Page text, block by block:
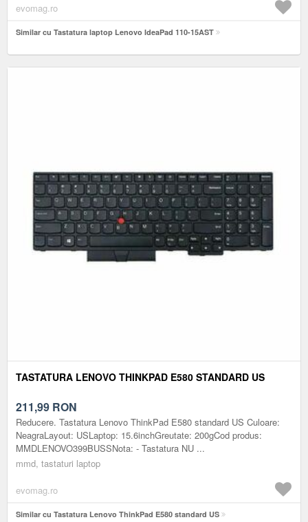
evomag.ro
Similar cu Tastatura laptop Lenovo IdeaPad 110-15AST
TASTATURA LENOVO THINKPAD E580 STANDARD US
211,99 RON
Reducere. Tastatura Lenovo ThinkPad E580 standard US Culoare:
NeagraLayout: USLaptop: 15.6inchGreutate: 200gCod produs:
MMDLENOVO399BUSSNota: - Tastatura NU ...
mmd, tastaturi laptop
evomag.ro
Similar cu Tastatura Lenovo ThinkPad E580 standard US